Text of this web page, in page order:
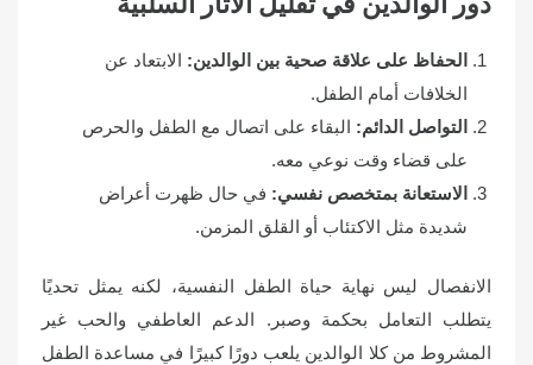
الحفاظ على علاقة صحية بين الوالدين: الابتعاد عن
الخلافات أمام الطفل.
التواصل الدائم: البقاء على اتصال مع الطفل والحرص
على قضاء وقت نوعي معه.
الاستعانة بمتخصص نفسي: في حال ظهرت أعراض
شديدة مثل الاكتئاب أو القلق المزمن.
الانفصال ليس نهاية حياة الطفل النفسية، لكنه يمثل تحديًا
يتطلب التعامل بحكمة وصبر. الدعم العاطفي والحب غير
المشروط من كلا الوالدين يلعب دورًا كبيرًا في مساعدة الطفل